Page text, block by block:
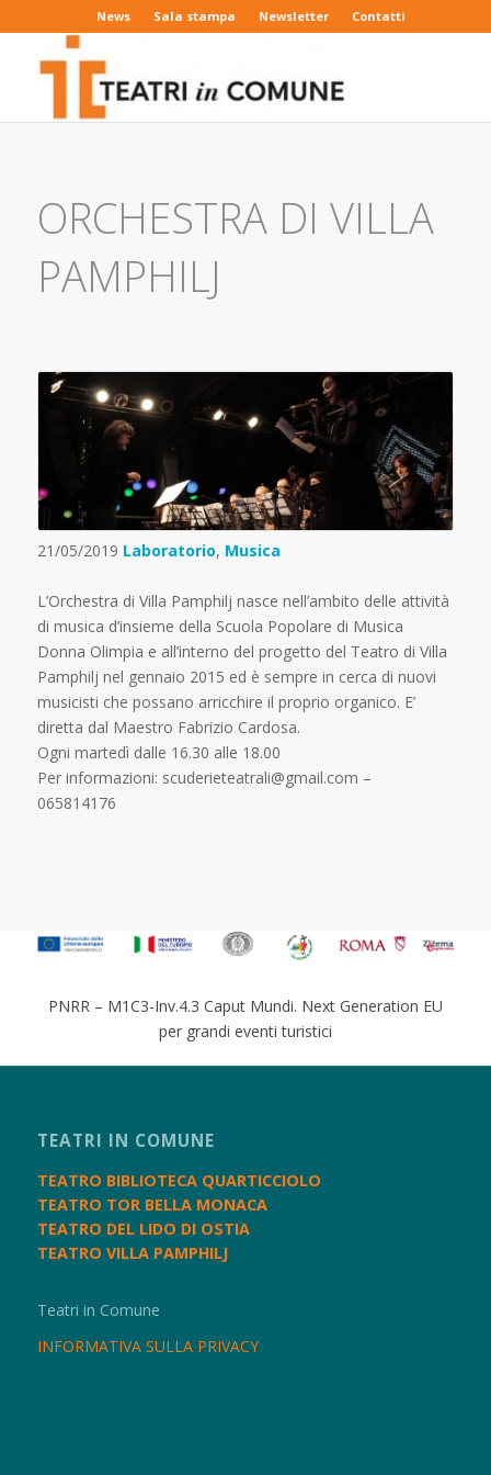
News Sala stampa Newsletter Contatti
ORCHESTRA DI VILLA
PAMPHILJ
21/05/2019 Laboratorio, Musica
L’Orchestra di Villa Pamphilj nasce nell’ambito delle attività
di musica d’insieme della Scuola Popolare di Musica
Donna Olimpia e all’interno del progetto del Teatro di Villa
Pamphilj nel gennaio 2015 ed è sempre in cerca di nuovi
musicisti che possano arricchire il proprio organico. E’
diretta dal Maestro Fabrizio Cardosa.
Ogni martedì dalle 16.30 alle 18.00
Per informazioni: scuderieteatrali@gmail.com –
065814176
PNRR – M1C3-Inv.4.3 Caput Mundi. Next Generation EU
per grandi eventi turistici
TEATRI IN COMUNE
TEATRO BIBLIOTECA QUARTICCIOLO
TEATRO TOR BELLA MONACA
TEATRO DEL LIDO DI OSTIA
TEATRO VILLA PAMPHILJ
Teatri in Comune
INFORMATIVA SULLA PRIVACY